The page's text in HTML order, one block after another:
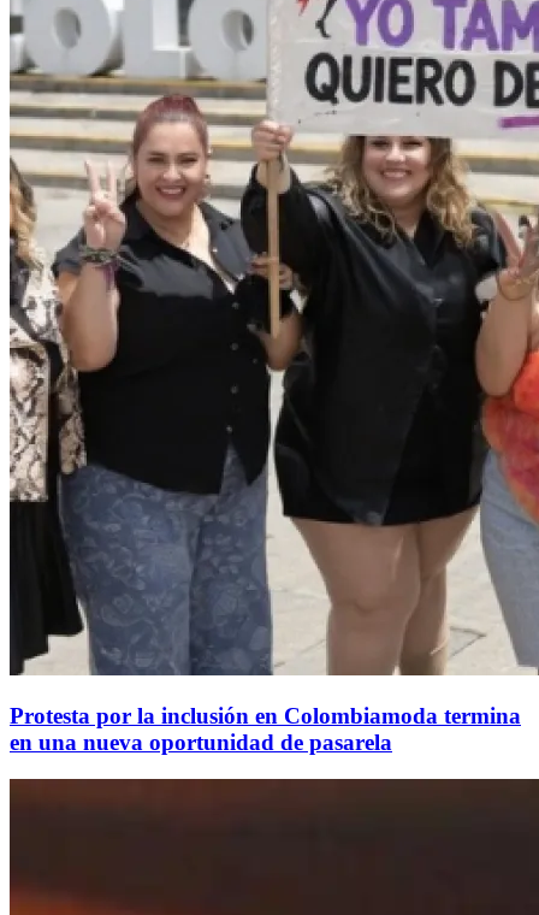
Protesta por la inclusión en Colombiamoda termina
en una nueva oportunidad de pasarela